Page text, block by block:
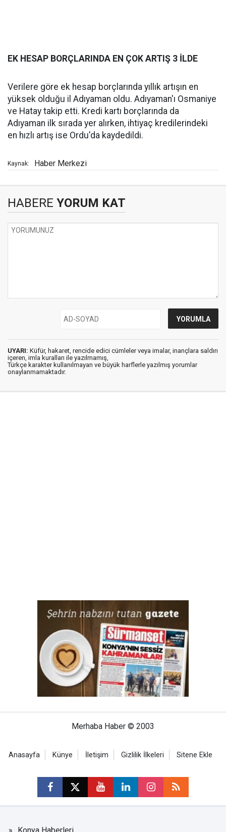
EK HESAP BORÇLARINDA EN ÇOK ARTIŞ 3 İLDE
Verilere göre ek hesap borçlarında yıllık artışın en
yüksek olduğu il Adıyaman oldu. Adıyaman'ı Osmaniye
ve Hatay takip etti. Kredi kartı borçlarında da
Adıyaman ilk sırada yer alırken, ihtiyaç kredilerindeki
en hızlı artış ise Ordu'da kaydedildi.
Kaynak: Haber Merkezi
HABERE YORUM KAT
UYARI: Küfür, hakaret, rencide edici cümleler veya imalar, inançlara saldırı
içeren, imla kuralları ile yazılmamış,
Türkçe karakter kullanılmayan ve büyük harflerle yazılmış yorumlar
onaylanmamaktadır.
Merhaba Haber © 2003
Anasayfa Künye İletişim Gizlilik İlkeleri Sitene Ekle
Konya Haberleri